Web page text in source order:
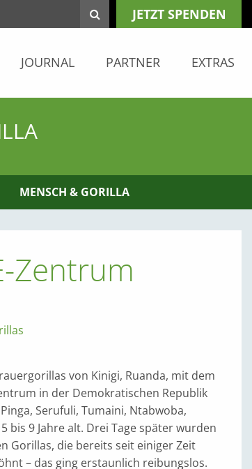
JETZT SPENDEN
JOURNAL PARTNER EXTRAS
MENSCH & GORILLA
Zentrum
von Kinigi, Ruanda, mit dem
in der Demokratischen Republik
Serufuli, Tumaini, Ntabwoba,
bis 9 Jahre alt. Drei Tage später wurden
Gorillas, die bereits seit einiger Zeit
– das ging erstaunlich reibungslos.